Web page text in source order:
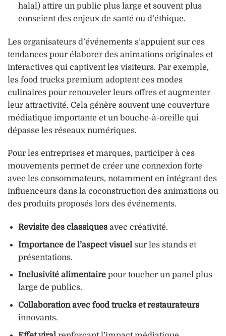
halal) attire un public plus large et souvent plus
conscient des enjeux de santé ou d’éthique.
Les organisateurs d’événements s’appuient sur ces
tendances pour élaborer des animations originales et
interactives qui captivent les visiteurs. Par exemple,
les food trucks premium adoptent ces modes
culinaires pour renouveler leurs offres et augmenter
leur attractivité. Cela génère souvent une couverture
médiatique importante et un bouche-à-oreille qui
dépasse les réseaux numériques.
Pour les entreprises et marques, participer à ces
mouvements permet de créer une connexion forte
avec les consommateurs, notamment en intégrant des
influenceurs dans la coconstruction des animations ou
des produits proposés lors des événements.
Revisite des classiquesavec créativité.
Importance de l’aspect visuelsur les stands et
présentations.
Inclusivité alimentairepour toucher un panel plus
large de publics.
Collaboration avec food trucks et restaurateurs
innovants.